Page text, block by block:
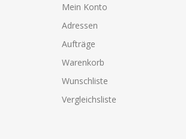
Mein Konto
Adressen
Aufträge
Warenkorb
Wunschliste
Vergleichsliste